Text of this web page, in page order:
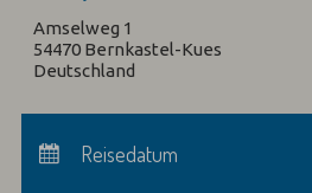
Amselweg 1
54470 Bernkastel-Kues
Deutschland
Abreise:keine Auswahl
Reisedatum